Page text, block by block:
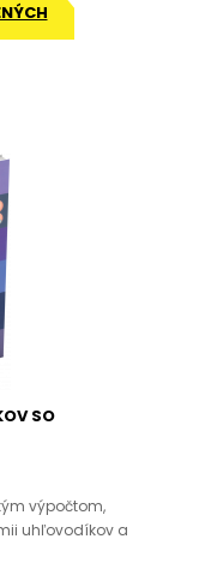
SO
výpočtom,
uhľovodíkov a